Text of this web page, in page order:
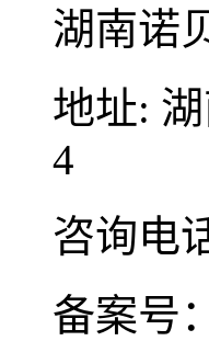
湖南诺
地址:
4
咨询电
备案号：